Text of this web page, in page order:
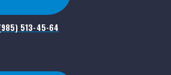
513-45-64